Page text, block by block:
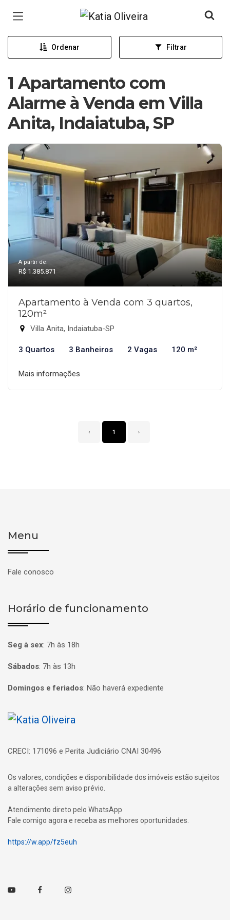
Página inicial
Ordenar Filtrar
1 Apartamento com
Alarme à Venda em Villa
Anita, Indaiatuba, SP
A partir de:
R$ 1.385.871
Apartamento à Venda com 3 quartos,
120m²
Villa Anita, Indaiatuba-SP
3 Quartos 3 Banheiros 2 Vagas 120 m²
Mais informações
‹ 1 ›
Menu
Fale conosco
Horário de funcionamento
Seg à sex: 7h às 18h
Sábados: 7h às 13h
Domingos e feriados: Não haverá expediente
Página inicial
CRECI: 171096 e Perita Judiciário CNAI 30496
Os valores, condições e disponibilidade dos imóveis estão sujeitos
a alterações sem aviso prévio.
Atendimento direto pelo WhatsApp
Fale comigo agora e receba as melhores oportunidades.
https://w.app/fz5euh
Youtube FacebookInstagram